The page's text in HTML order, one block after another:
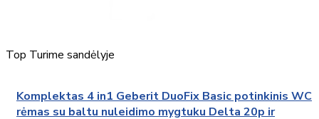
Top Turime sandėlyje
Komplektas 4 in1 Geberit DuoFix Basic potinkinis WC
rėmas su baltu nuleidimo mygtuku Delta 20p ir